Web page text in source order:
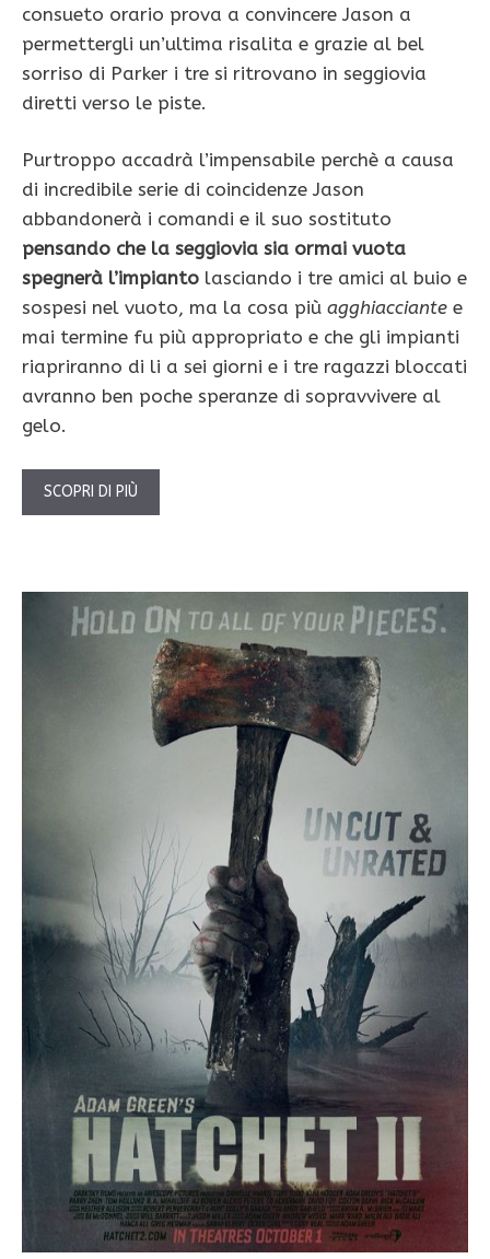
consueto orario prova a convincere Jason a
permettergli un’ultima risalita e grazie al bel
sorriso di Parker i tre si ritrovano in seggiovia
diretti verso le piste.
Purtroppo accadrà l’impensabile perchè a causa
di incredibile serie di coincidenze Jason
abbandonerà i comandi e il suo sostituto
pensando che la seggiovia sia ormai vuota
spegnerà l’impianto lasciando i tre amici al buio e
sospesi nel vuoto, ma la cosa più agghiacciante e
mai termine fu più appropriato e che gli impianti
riapriranno di li a sei giorni e i tre ragazzi bloccati
avranno ben poche speranze di sopravvivere al
gelo.
SCOPRI DI PIÙ